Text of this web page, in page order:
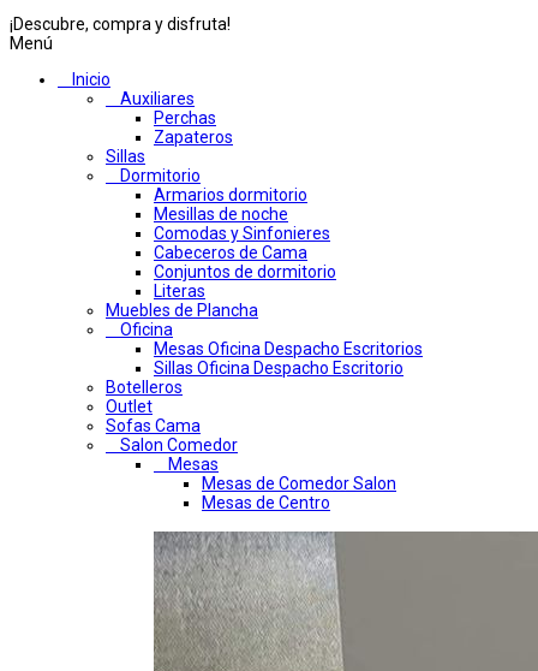
¡Descubre, compra y disfruta!
Menú
Inicio
Auxiliares
Perchas
Zapateros
Sillas
Dormitorio
Armarios dormitorio
Mesillas de noche
Comodas y Sinfonieres
Cabeceros de Cama
Conjuntos de dormitorio
Literas
Muebles de Plancha
Oficina
Mesas Oficina Despacho Escritorios
Sillas Oficina Despacho Escritorio
Botelleros
Outlet
Sofas Cama
Salon Comedor
Mesas
Mesas de Comedor Salon
Mesas de Centro